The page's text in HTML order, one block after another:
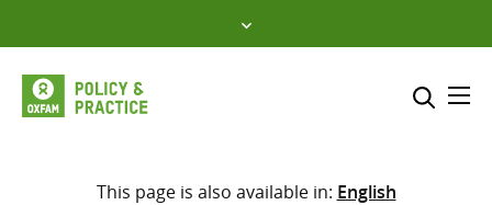
to
content
Sélectionner l’emplacement
This page is also available in: English